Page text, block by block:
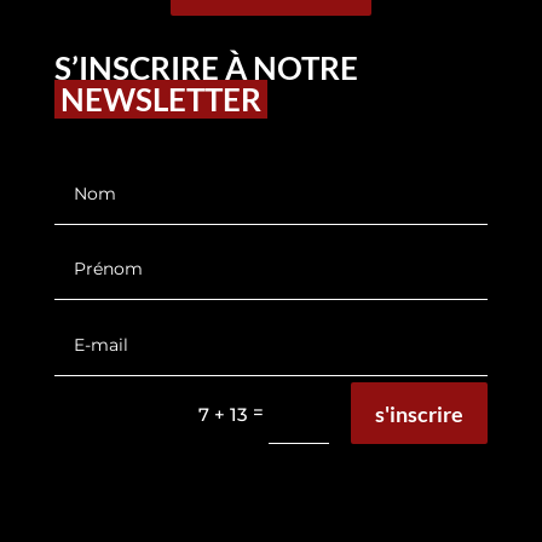
S’INSCRIRE À NOTRE
NEWSLETTER
7 + 13 = s'inscrire